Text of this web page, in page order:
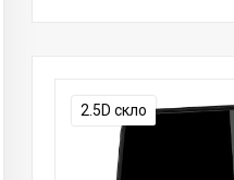
2.5D скло